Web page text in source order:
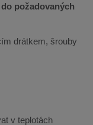
požadovaných
drátkem, šrouby
v teplotách